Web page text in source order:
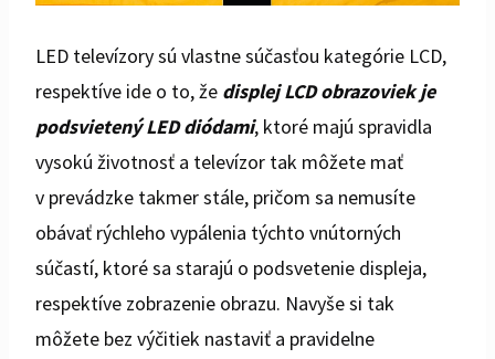
LED televízory sú vlastne súčasťou kategórie LCD,
respektíve ide o to, že displej LCD obrazoviek je
podsvietený LED diódami, ktoré majú spravidla
vysokú životnosť a televízor tak môžete mať
v prevádzke takmer stále, pričom sa nemusíte
obávať rýchleho vypálenia týchto vnútorných
súčastí, ktoré sa starajú o podsvetenie displeja,
respektíve zobrazenie obrazu. Navyše si tak
môžete bez výčitiek nastaviť a pravidelne